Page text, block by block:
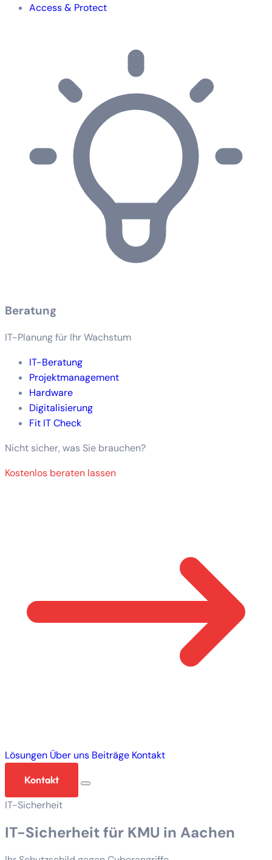
Access & Protect
Beratung
IT-Planung für Ihr Wachstum
IT-Beratung
Projektmanagement
Hardware
Digitalisierung
Fit IT Check
Nicht sicher, was Sie brauchen?
Kostenlos beraten lassen
Lösungen Über uns Beiträge Kontakt
Kontakt
IT-Sicherheit
IT-Sicherheit für KMU in Aachen